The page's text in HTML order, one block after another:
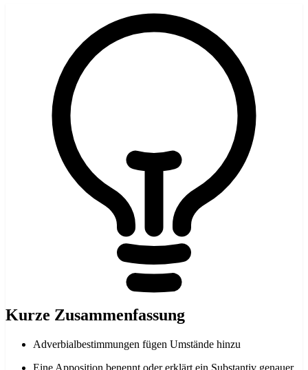
Kurze Zusammenfassung
Adverbialbestimmungen fügen Umstände hinzu
Eine Apposition benennt oder erklärt ein Substantiv genauer